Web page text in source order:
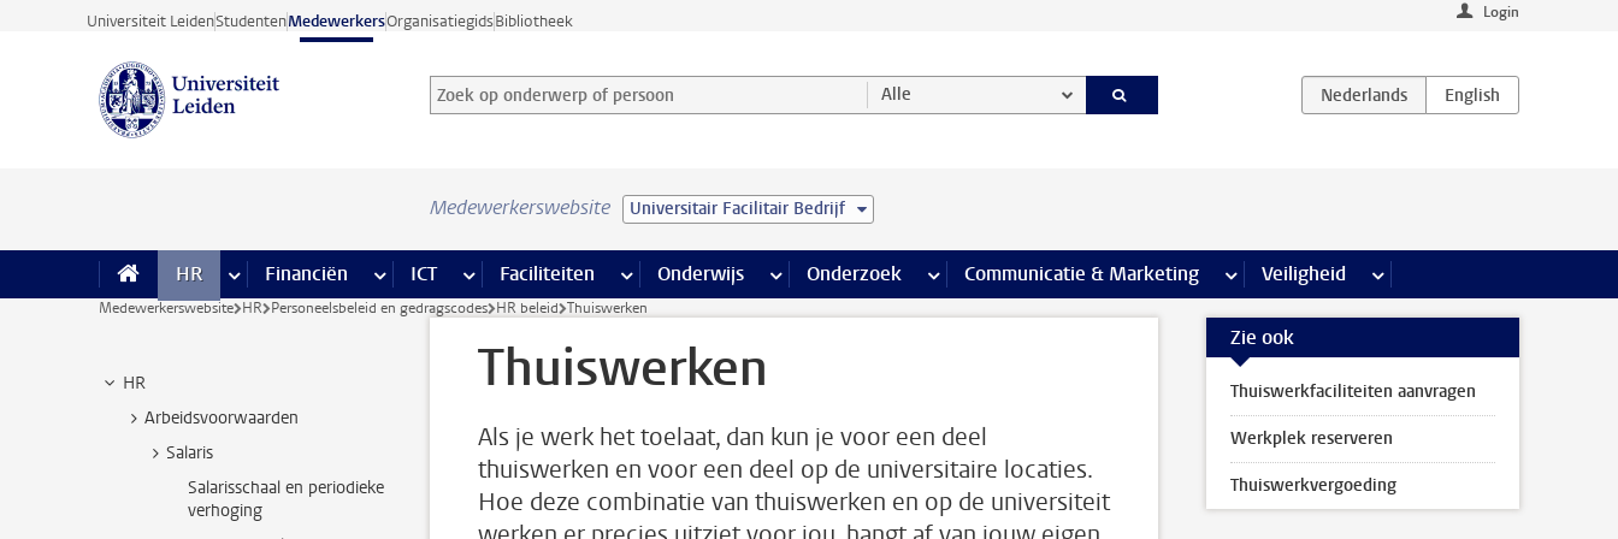
Ga direct naar de inhoud
Universiteit LeidenStudentenMedewerkersOrganisatiegidsBibliotheek Login
Zoek op onderwerp of persoon en selecteer categorie
Zoekterm Alle
Medewerkerswebsite Universitair Facilitair Bedrijf
HR meer HR pagina’s
Financiën meer Financiën pagina’s
ICT meer ICT pagina’s
Faciliteiten meer Faciliteiten pagina’s
Onderwijs meer Onderwijs pagina’s
Onderzoek meer Onderzoek pagina’s
Communicatie & Marketing meer Communicatie & Marketing pagina’s
Veiligheid meer Veiligheid pagina’s
Medewerkerswebsite HR Personeelsbeleid en gedragscodes HR beleid Thuiswerken
HR
Arbeidsvoorwaarden
Salaris
Salarisschaal en periodieke
verhoging
Thuiswerken
Als je werk het toelaat, dan kun je voor een deel
thuiswerken en voor een deel op de universitaire locaties.
Hoe deze combinatie van thuiswerken en op de universiteit
Zie ook
Thuiswerkfaciliteiten aanvragen
Werkplek reserveren
Thuiswerkvergoeding